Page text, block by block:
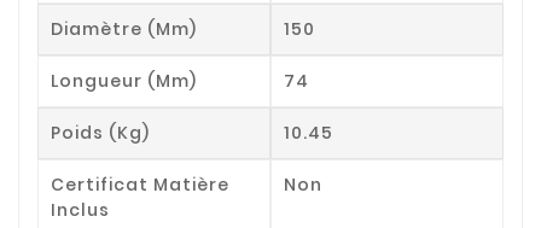
Diamètre (mm) 150
Longueur (mm) 74
Poids (kg) 10.45
Certificat Matière
Inclus
Non